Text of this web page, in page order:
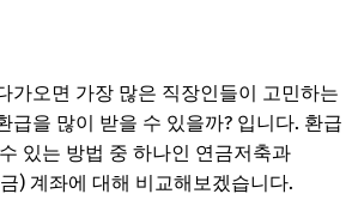
가오면 가장 많은 직장인들이 고민하는
급을 많이 받을 수 있을까? 입니다. 환급
있는 방법 중 하나인 연금저축과
) 계좌에 대해 비교해보겠습니다.